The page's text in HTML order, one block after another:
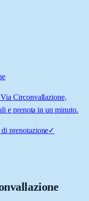
Circonvallazione,
e prenota in un minuto.
prenotazione✓